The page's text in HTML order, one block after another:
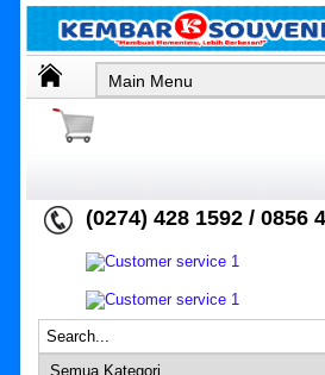
(0274) 428 1592 / 0856